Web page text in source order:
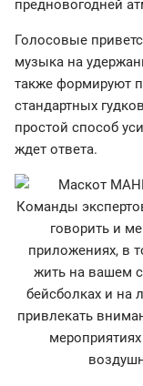
предновогодней
Голосовые
музыка на
также формируют
стандартных
простой способ
ждет ответа.